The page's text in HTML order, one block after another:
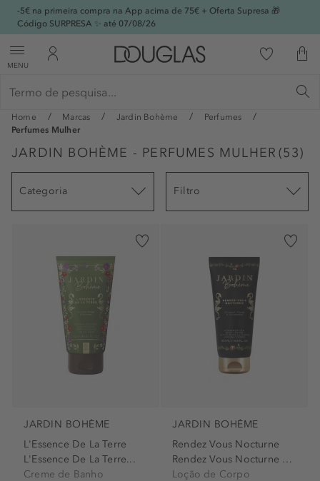
-5€ na primeira compra na App acima de 75€ + Oferta Supresa 🎁
Código SURPRESA ✨ até 07/08/26
MENU
Home Marcas Jardin Bohème
Perfumes
Perfumes Mulher
JARDIN BOHÈME - PERFUMES MULHER (53)
Categoria Filtro
JARDIN BOHÈME
L'Essence De La Terre
L'Essence De La Terre...
Creme de Banho
JARDIN BOHÈME
Rendez Vous Nocturne
Rendez Vous Nocturne Body...
Loção de Corpo